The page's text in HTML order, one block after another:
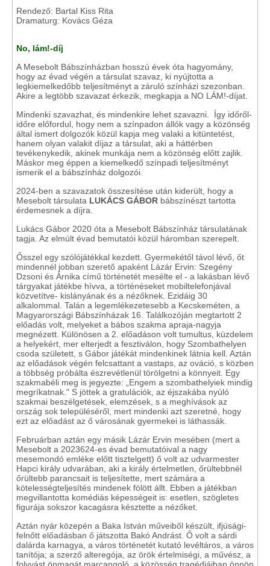
Rendező: Bartal Kiss Rita
Dramaturg: Kovács Géza
No, lám!-díj
A Mesebolt Bábszínházban hosszú évek óta hagyomány,
hogy az évad végén a társulat szavaz, ki nyújtotta a
legkiemelkedőbb teljesítményt a záruló színházi szezonban.
Akire a legtöbb szavazat érkezik, megkapja a NO LÁM!-díjat.
Mindenki szavazhat, és mindenkire lehet szavazni. Így időről-
időre előfordul, hogy nem a színpadon állók vagy a közönség
által ismert dolgozók közül kapja meg valaki a kitüntetést,
hanem olyan valakit díjaz a társulat, aki a háttérben
tevékenykedik, akinek munkája nem a közönség előtt zajlik.
Máskor meg éppen a kiemelkedő színpadi teljesítményt
ismerik el a bábszínház dolgozói.
2024-ben a szavazatok összesítése után kiderült, hogy a
Mesebolt társulata LUKÁCS GÁBOR bábszínészt tartotta
érdemesnek a díjra.
Lukács Gábor 2020 óta a Mesebolt Bábszínház társulatának
tagja. Az elmúlt évad bemutatói közül háromban szerepelt.
Ősszel egy szólójátékkal kezdett. Gyermekétől távol lévő, őt
mindennél jobban szerető apaként Lázár Ervin: Szegény
Dzsoni és Árnika című történetét mesélte el - a lakásban lévő
tárgyakat játékbe hívva, a történéseket mobiltelefonjával
közvetítve- kislányának és a nézőknek. Ezidáig 30
alkalommal. Talán a legemlékezetesebb a Kecskeméten, a
Magyarországi Bábszínházak 16. Találkozóján megtartott 2
előadás volt, melyeket a bábos szakma apraja-nagyja
megnézett. Különösen a 2. előadáson volt tumultus, küzdelem
a helyekért, mer elterjedt a fesztiválon, hogy Szombathelyen
csoda született, s Gábor játékát mindenkinek látnia kell. Aztán
az előadások végén felcsattant a vastaps, az ováció, s közben
a többség próbálta észrevétlenül törölgetni a könnyeit. Egy
szakmabéli meg is jegyezte: „Engem a szombathelyiek mindig
megríkatnak." S jöttek a gratulációk, az éjszakába nyúló
szakmai beszélgetések, elemzések, s a meghívások az
ország sok településéről, mert mindenki azt szeretné, hogy
ezt az előadást az ő városának gyermekei is láthassák.
Februárban aztán egy másik Lázár Ervin mesében (mert a
Mesebolt a 2023624-es évad bemutatóival a nagy
mesemondó emléke előtt tisztelgett) ő volt az udvarmester
Hapci király udvarában, aki a király értelmetlen, őrültebbnél
őrültebb parancsait is teljesítette, mert számára a
kötelességteljesítés mindenek fölött állt. Ebben a játékban
megvillantotta komédiás képességeit is: esetlen, szögletes
figurája sokszor kacagásra késztette a nézőket.
Aztán nyár közepén a Baka István műveiből készült, ifjúsági-
felnőtt előadásban ő játszotta Bakó Andrást. Ő volt a sárdi
dalárda karnagya, a város történetét kutató levéltáros, a város
tanítója; a szerző alteregója, az örök értelmiségi, a művész, a